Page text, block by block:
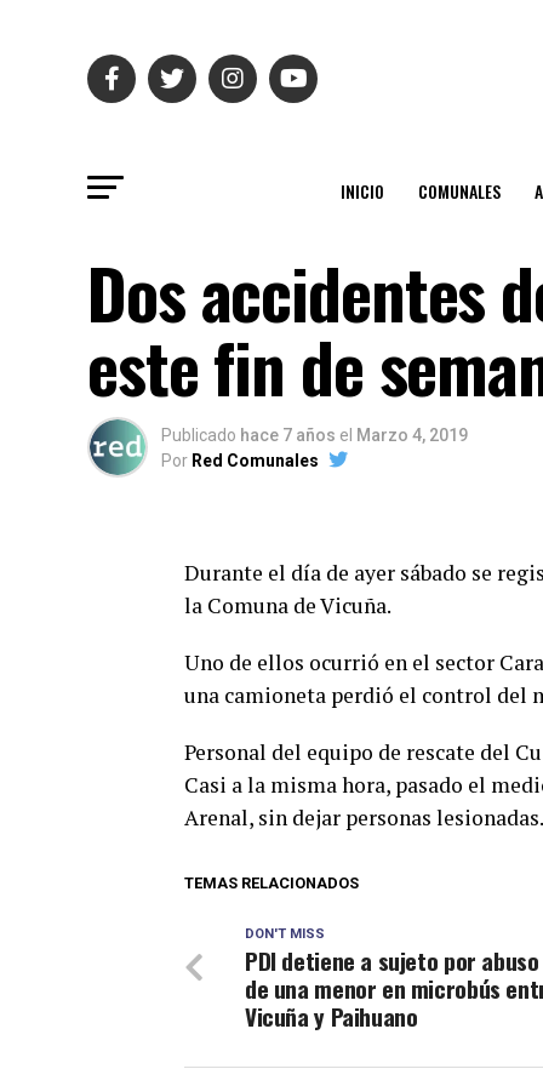
INICIO COMUNALES
Dos accidentes
este fin de
Publicado hace 7 años el Marzo 4, 2019
Por Red Comunales
Durante el día de ayer sábado se
la Comuna de Vicuña.
Uno de ellos ocurrió en el sector
una camioneta perdió el control del
Personal del equipo de rescate del
Casi a la misma hora, pasado el
Arenal, sin dejar personas lesionadas.
TEMAS RELACIONADOS
DON'T MISS
PDI detiene a sujeto por
de una menor en microbús
Vicuña y Paihuano